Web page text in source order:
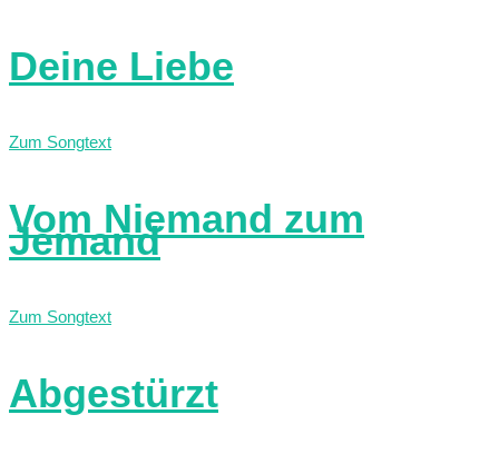
Deine Liebe
Zum Songtext
Vom Niemand zum
Jemand
Zum Songtext
Abgestürzt